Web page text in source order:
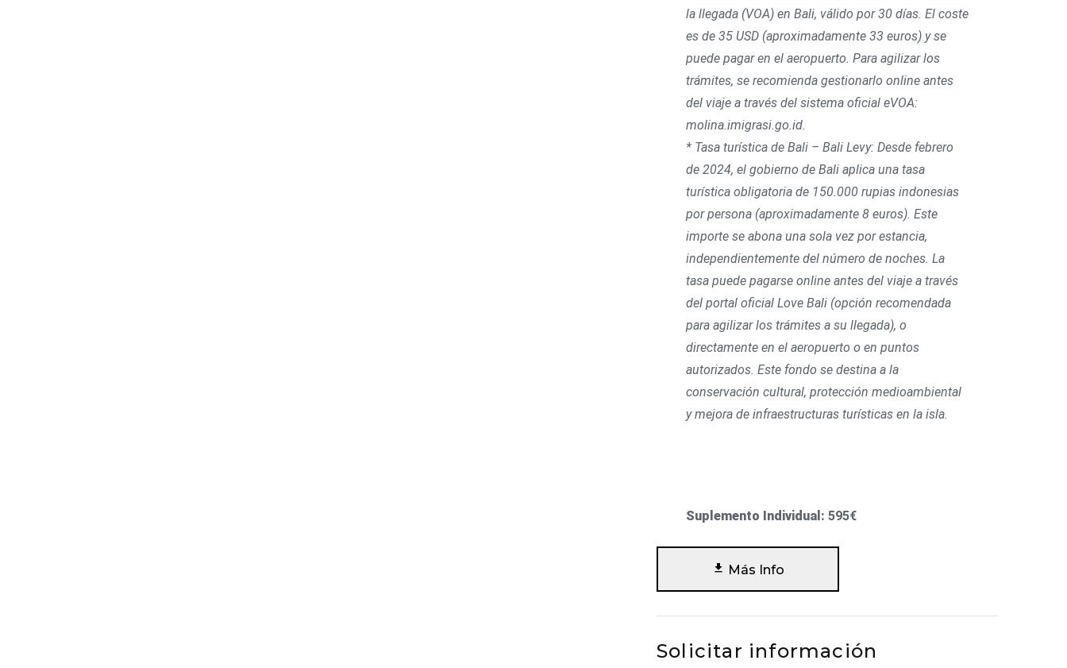
la llegada (VOA) en Bali, válido por 30 días. El coste
es de 35 USD (aproximadamente 33 euros) y se
puede pagar en el aeropuerto. Para agilizar los
trámites, se recomienda gestionarlo online antes
del viaje a través del sistema oficial eVOA:
molina.imigrasi.go.id.
* Tasa turística de Bali – Bali Levy: Desde febrero
de 2024, el gobierno de Bali aplica una tasa
turística obligatoria de 150.000 rupias indonesias
por persona (aproximadamente 8 euros). Este
importe se abona una sola vez por estancia,
independientemente del número de noches. La
tasa puede pagarse online antes del viaje a través
del portal oficial Love Bali (opción recomendada
para agilizar los trámites a su llegada), o
directamente en el aeropuerto o en puntos
autorizados. Este fondo se destina a la
conservación cultural, protección medioambiental
y mejora de infraestructuras turísticas en la isla.
Suplemento Individual: 595€
Más Info
Solicitar información